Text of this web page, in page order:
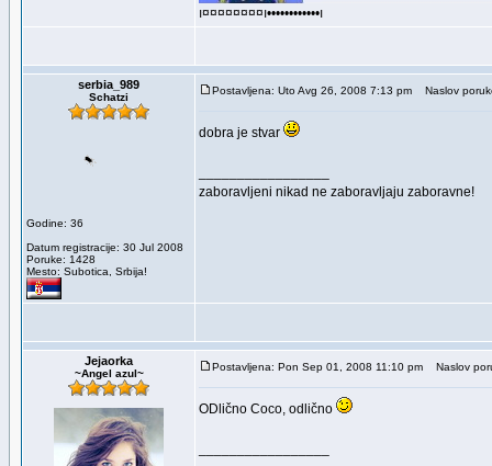
ı¤¤¤¤¤¤¤¤ı••••••••••••ı
serbia_989
Schatzi
Godine: 36
Datum registracije: 30 Jul 2008
Poruke: 1428
Mesto: Subotica, Srbija!
Postavljena: Uto Avg 26, 2008 7:13 pm Naslov
dobra je stvar
zaboravljeni nikad ne zaboravljaju zaboravne!
Jejaorka
~Angel azul~
Postavljena: Pon Sep 01, 2008 11:10 pm Naslov
ODlično Coco, odlično